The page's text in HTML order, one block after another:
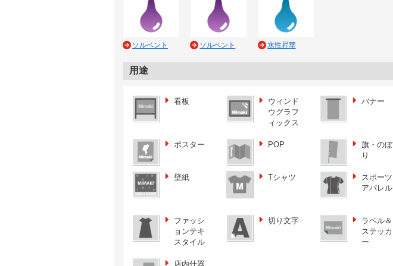
ソルベント ソルベント 水性昇華
用途
看板
ウィンド
ウグラフ
ィックス
バナー
ポスター POP
旗・のぼ
り
壁紙 Tシャツ
スポーツ
アパレル
ファッシ
ョンテキ
スタイル
切り文字
ラベル＆
ステッカ
ー
店内什器